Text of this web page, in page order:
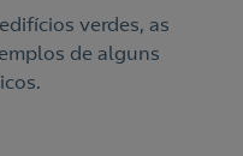
verdes, as
de alguns